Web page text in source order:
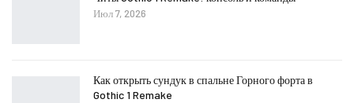
Июл 7, 2026
Как открыть сундук в спальне Горного форта в
Gothic 1 Remake